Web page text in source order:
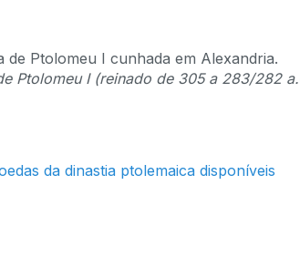
Ptolomeu I (reinado de 305 a 283/282
da dinastia ptolemaica disponíveis